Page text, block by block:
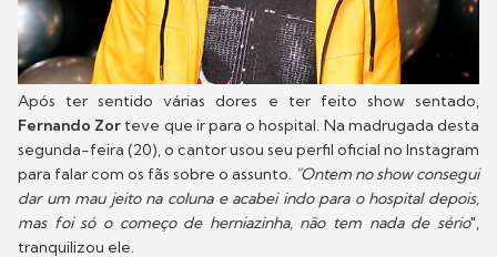
Após ter sentido várias dores e ter feito show sentado,
Fernando Zor teve que ir para o hospital. Na madrugada desta
segunda-feira (20), o cantor usou seu perfil oficial no Instagram
para falar com os fãs sobre o assunto. "Ontem no show consegui
dar um mau jeito na coluna e acabei indo para o hospital depois,
mas foi só o começo de herniazinha, não tem nada de sério",
tranquilizou ele.